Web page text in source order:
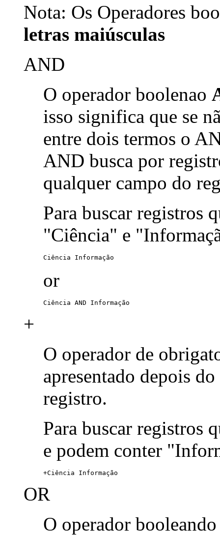
Nota: Os Operadores
letras maiúsculas
AND
O operador boolenao
isso significa que se
entre dois termos o
AND busca por
qualquer campo do
Para buscar registros
"Ciência" e
Ciência Informação
or
Ciência AND Informação
+
O operador de
apresentado depois
registro.
Para buscar registros
e podem conter
+Ciência Informação
OR
O operador